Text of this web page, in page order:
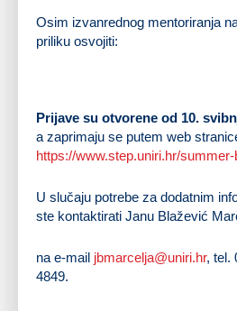
Osim izvanrednog mentoriranja
priliku osvojiti:
Prijave su otvorene od 10.
a zaprimaju se putem web
https://www.step.uniri.hr/
U slučaju potrebe za dodatnim
ste kontaktirati Janu Blažević
na e-mail jbmarcelja@uniri.hr, tel.
4849.